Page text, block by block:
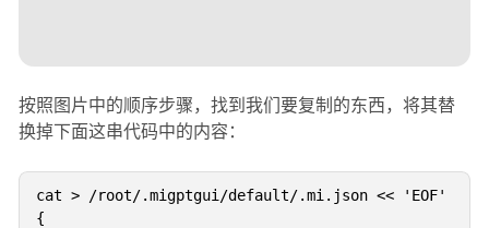
按照图片中的顺序步骤，找到我们要复制的东西，将其替
换掉下面这串代码中的内容：
cat > /root/.migptgui/default/.mi.json << 'EOF'
{